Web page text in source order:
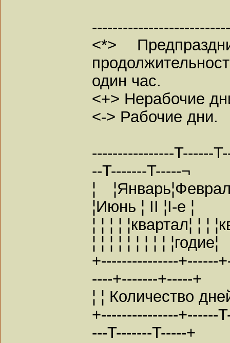
<*>
один час.
<+> Нерабочие
<-> Рабочие дни.
----------------T------
--T-------T-----¬
¦
¦Июнь ¦ II ¦I-е ¦
¦ ¦ ¦ ¦ ¦квартал¦ ¦ ¦
¦ ¦ ¦ ¦ ¦ ¦ ¦ ¦ ¦ ¦годие¦
+---------------+------
----+-------+-----+
¦ ¦ Количество
+---------------+------
---T-------T-----+